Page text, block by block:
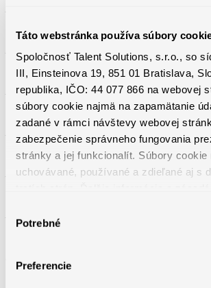
Táto webstránka používa súbory
Spoločnosť Talent Solutions, s.r.o., so
III, Einsteinova 19, 851 01 Bratislava,
republika, IČO: 44 077 866 na webovej
súbory cookie najmä na zapamätanie
zadané v rámci návštevy webovej
zabezpečenie správneho fungovania
stránky a jej funkcionalít. Súbory
uchovávané, používané a zdieľané aj s
osobných údajov
súhlasu
Potrebné
Preferencie
– Bonus v závisloti od výkonu
– Príspevok na stravovanie​
– Životná poistka​
– 5 sick day za rok​
– Home office (50/50)